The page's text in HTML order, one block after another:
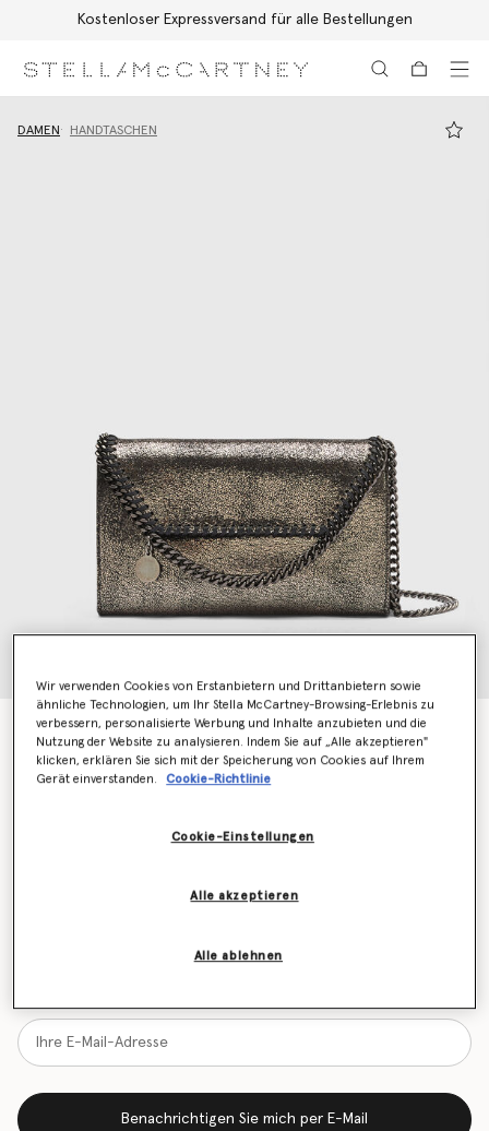
Kostenloser Expressversand für alle Bestellungen
DAMEN HANDTASCHEN
Umhänge-Portemonnaie Falabella
CHF585.00
Metallic-Dunkelgrau
Benachrichtigen Sie mich per E-Mail
Wir verwenden Cookies von Erstanbietern und Drittanbietern sowie
ähnliche Technologien, um Ihr Stella McCartney-Browsing-Erlebnis zu
verbessern, personalisierte Werbung und Inhalte anzubieten und die
Nutzung der Website zu analysieren. Indem Sie auf „Alle akzeptieren"
klicken, erklären Sie sich mit der Speicherung von Cookies auf Ihrem
Gerät einverstanden.
Cookie-Richtlinie
Cookie-Einstellungen
Alle ablehnen
Alle akzeptieren